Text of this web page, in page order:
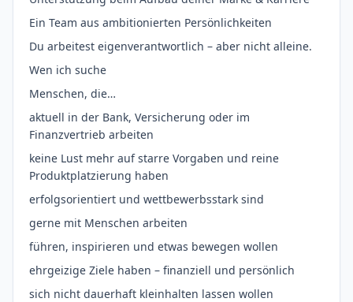
Ein Team aus ambitionierten Persönlichkeiten
Du arbeitest eigenverantwortlich – aber nicht alleine.
Wen ich suche
Menschen, die…
aktuell in der Bank, Versicherung oder im
Finanzvertrieb arbeiten
keine Lust mehr auf starre Vorgaben und reine
Produktplatzierung haben
erfolgsorientiert und wettbewerbsstark sind
gerne mit Menschen arbeiten
führen, inspirieren und etwas bewegen wollen
ehrgeizige Ziele haben – finanziell und persönlich
sich nicht dauerhaft kleinhalten lassen wollen